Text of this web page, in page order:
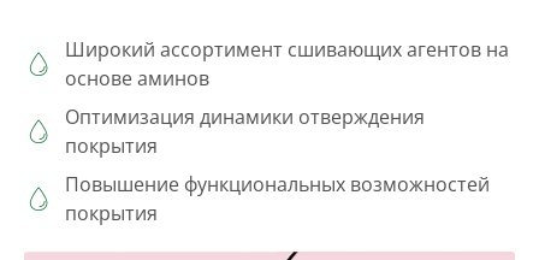
Широкий ассортимент сшивающих агентов на
основе аминов
Оптимизация динамики отверждения
покрытия
Повышение функциональных возможностей
покрытия